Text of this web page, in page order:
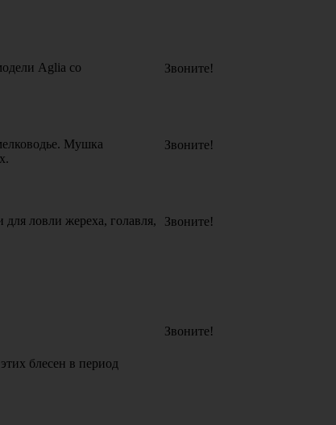
Aglia со
Звоните!
Мушка
Звоните!
ловли жереха, голавля,
Звоните!
блесен в период
Звоните!